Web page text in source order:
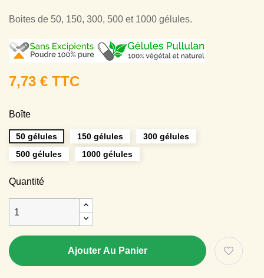
Boites de 50, 150, 300, 500 et 1000 gélules.
7,73 € TTC
Boîte
50 gélules 150 gélules
300 gélules
500 gélules
1000 gélules
Quantité
Ajouter Au Panier